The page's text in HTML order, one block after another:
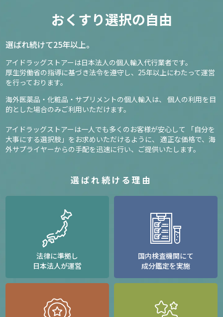
おくすり選択の自由
選ばれ続けて25年以上。
アイドラッグストアーは日本法人の個人輸入代行業者です。
厚生労働省の指導に基づき法令を遵守し、 25年以上にわたって運営
を行っております。
海外医薬品・化粧品・サプリメントの個人輸入は、
個人の利用を目
的とした場合のみご利用いただけます。
アイドラッグストアーは一人でも多くのお客様が安心して
「自分を
大事にする選択肢」をお求めいただけるように、
適正な価格で、海
外サプライヤーからの手配を迅速に行い、ご提供いたします。
選ばれ続ける理由
法律に準拠し
日本法人が運営
国内検査機関にて
成分鑑定を実施